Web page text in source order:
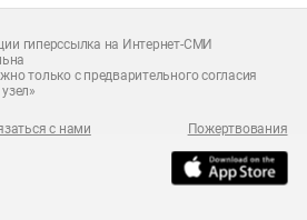
гиперссылка на Интернет-СМИ
только с предварительного согласия
с нами Пожертвования